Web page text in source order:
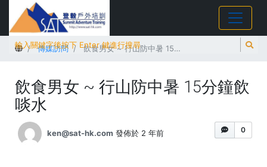
首頁傳媒訪問 飲食男女 ~ 行山防中暑 15分鐘飲啖水
飲食男女 ~ 行山防中暑 15分鐘飲
啖水
0
ken@sat-hk.com 發佈於 2 年前